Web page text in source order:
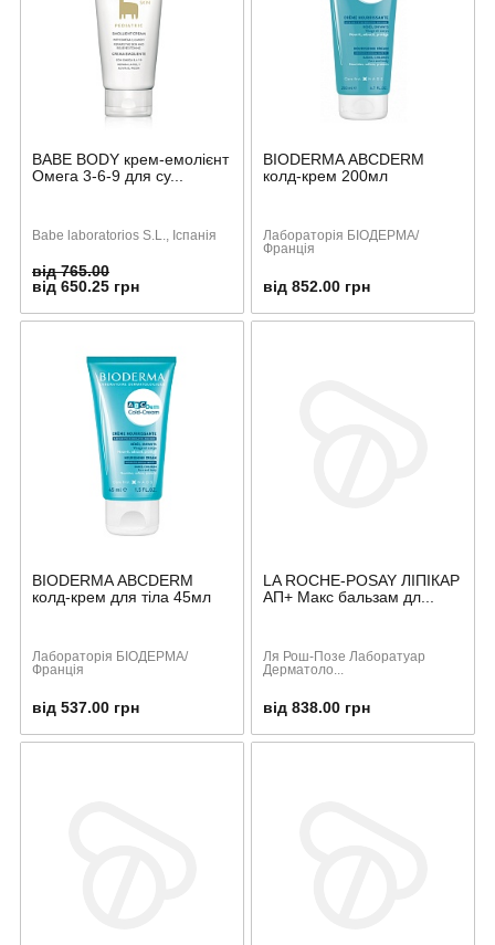
BABE BODY крем-емолієнт
Омега 3-6-9 для су...
Babe laboratorios S.L., Іспанія
від 765.00
від 650.25 грн
BIODERMA АBCDERM
колд-крем 200мл
Лабораторія БІОДЕРМА/
Франція
від 852.00 грн
BIODERMA АBCDERM
колд-крем для тіла 45мл
Лабораторія БІОДЕРМА/
Франція
від 537.00 грн
LA ROCHE-POSAY ЛІПІКАР
АП+ Mакс бальзам дл...
Ля Рош-Позе Лаборатуар
Дерматоло...
від 838.00 грн